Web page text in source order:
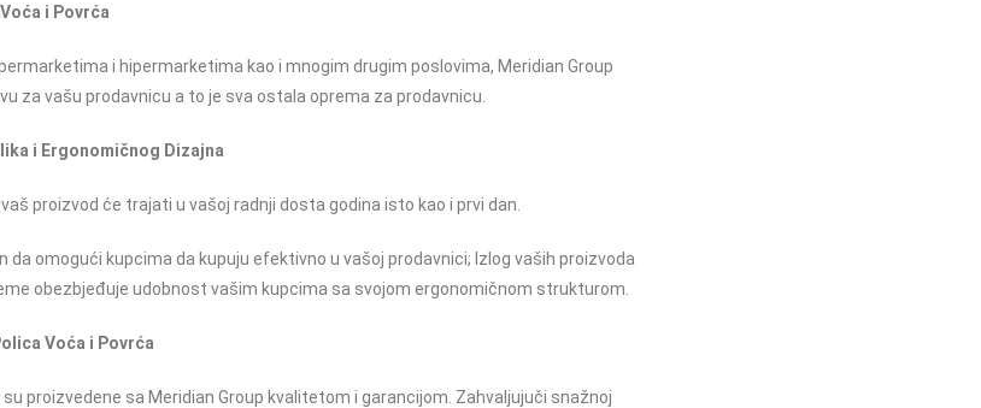
i Povrća
i hipermarketima kao i mnogim drugim poslovima, Meridian Group
za vašu prodavnicu a to je sva ostala oprema za prodavnicu.
i Ergonomičnog Dizajna
proizvod će trajati u vašoj radnji dosta godina isto kao i prvi dan.
da omogući kupcima da kupuju efektivno u vašoj prodavnici; Izlog vaših proizvoda
obezbjeđuje udobnost vašim kupcima sa svojom ergonomičnom strukturom.
Voća i Povrća
proizvedene sa Meridian Group kvalitetom i garancijom. Zahvaljujuči snažnoj